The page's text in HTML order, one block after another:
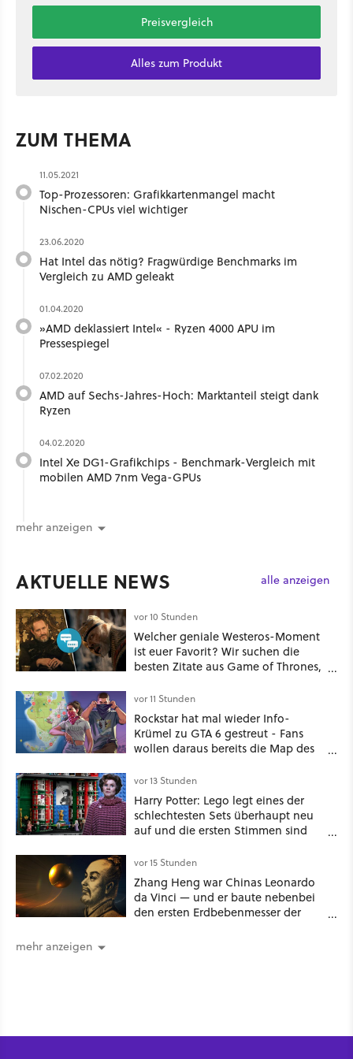
Preisvergleich
Alles zum Produkt
ZUM THEMA
11.05.2021
Top-Prozessoren: Grafikkartenmangel macht
Nischen-CPUs viel wichtiger
23.06.2020
Hat Intel das nötig? Fragwürdige Benchmarks im
Vergleich zu AMD geleakt
01.04.2020
»AMD deklassiert Intel« - Ryzen 4000 APU im
Pressespiegel
07.02.2020
AMD auf Sechs-Jahres-Hoch: Marktanteil steigt dank
Ryzen
04.02.2020
Intel Xe DG1-Grafikchips - Benchmark-Vergleich mit
mobilen AMD 7nm Vega-GPUs
mehr anzeigen
AKTUELLE NEWS alle anzeigen
vor 10 Stunden
Welcher geniale Westeros-Moment
ist euer Favorit? Wir suchen die
besten Zitate aus Game of Thrones,
the Seven Kingdoms
vor 11 Stunden
Rockstar hat mal wieder Info-
Krümel zu GTA 6 gestreut - Fans
wollen daraus bereits die Map des
ablesen können
vor 13 Stunden
Harry Potter: Lego legt eines der
schlechtesten Sets überhaupt neu
auf und die ersten Stimmen sind
vor 15 Stunden
Zhang Heng war Chinas Leonardo
da Vinci — und er baute nebenbei
den ersten Erdbebenmesser der
mehr anzeigen